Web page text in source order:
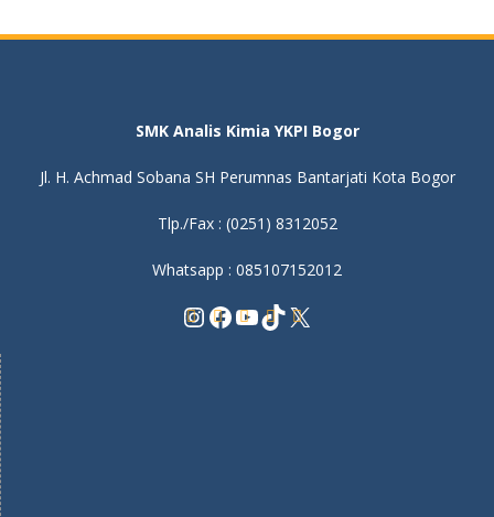
SMK Analis Kimia YKPI Bogor
Jl. H. Achmad Sobana SH Perumnas Bantarjati Kota Bogor
Tlp./Fax : (0251) 8312052
Whatsapp : 085107152012
Instagram
Facebook
YouTube
TikTok
X